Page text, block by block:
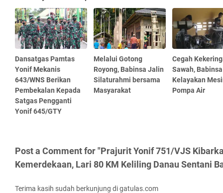
Dansatgas Pamtas
Yonif Mekanis
643/WNS Berikan
Pembekalan Kepada
Satgas Pengganti
Yonif 645/GTY
Melalui Gotong
Royong, Babinsa Jalin
Silaturahmi bersama
Masyarakat
Cegah
Sawah,
Kelayakan
Pompa Air
Post a Comment for "Prajurit Yonif 751/VJS
Kemerdekaan, Lari 80 KM Keliling Danau Sentani
Terima kasih sudah berkunjung di gatulas.com